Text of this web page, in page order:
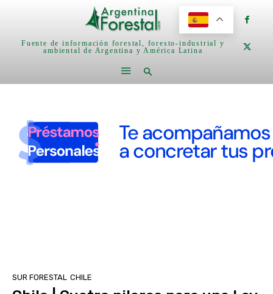
Fuente de información forestal, foresto-industrial y
ambiental de Argentina y América Latina
SUR FORESTAL CHILE